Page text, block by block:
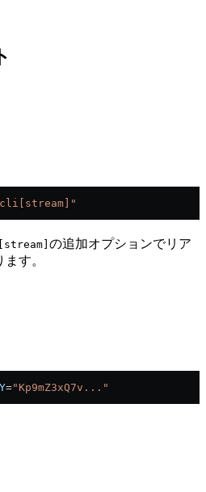
[stream] の追加オプションでリア
す。
="Kp9mZ3xQ7v..."